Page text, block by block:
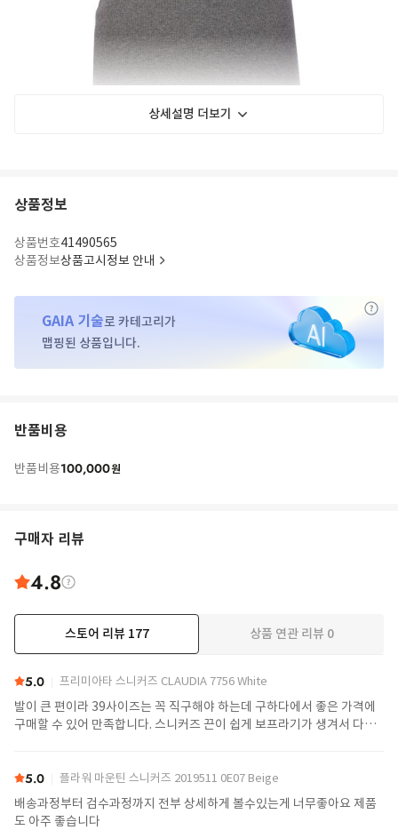
상세설명 더보기
상품정보
상품번호41490565
상품정보상품고시정보 안내
GAIA 기술로 카테고리가
맵핑된 상품입니다.
반품비용
반품비용100,000원
구매자 리뷰
4.8
스토어 리뷰 177 상품 연관 리뷰 0
5.0 프리미아타 스니커즈 CLAUDIA 7756 White
발이 큰 편이라 39사이즈는 꼭 직구해야 하는데 구하다에서 좋은 가격에
구매할 수 있어 만족합니다. 스니커즈 끈이 쉽게 보프라기가 생겨서 다른
5.0 플라워 마운틴 스니커즈 2019511 0E07 Beige
배송과정부터 검수과정까지 전부 상세하게 볼수있는게 너무좋아요 제품
도 아주 좋습니다